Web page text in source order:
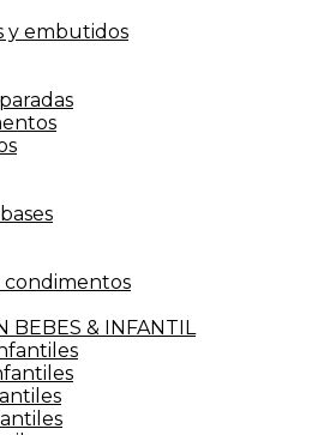
y embutidos
condimentos
BEBES & INFANTIL